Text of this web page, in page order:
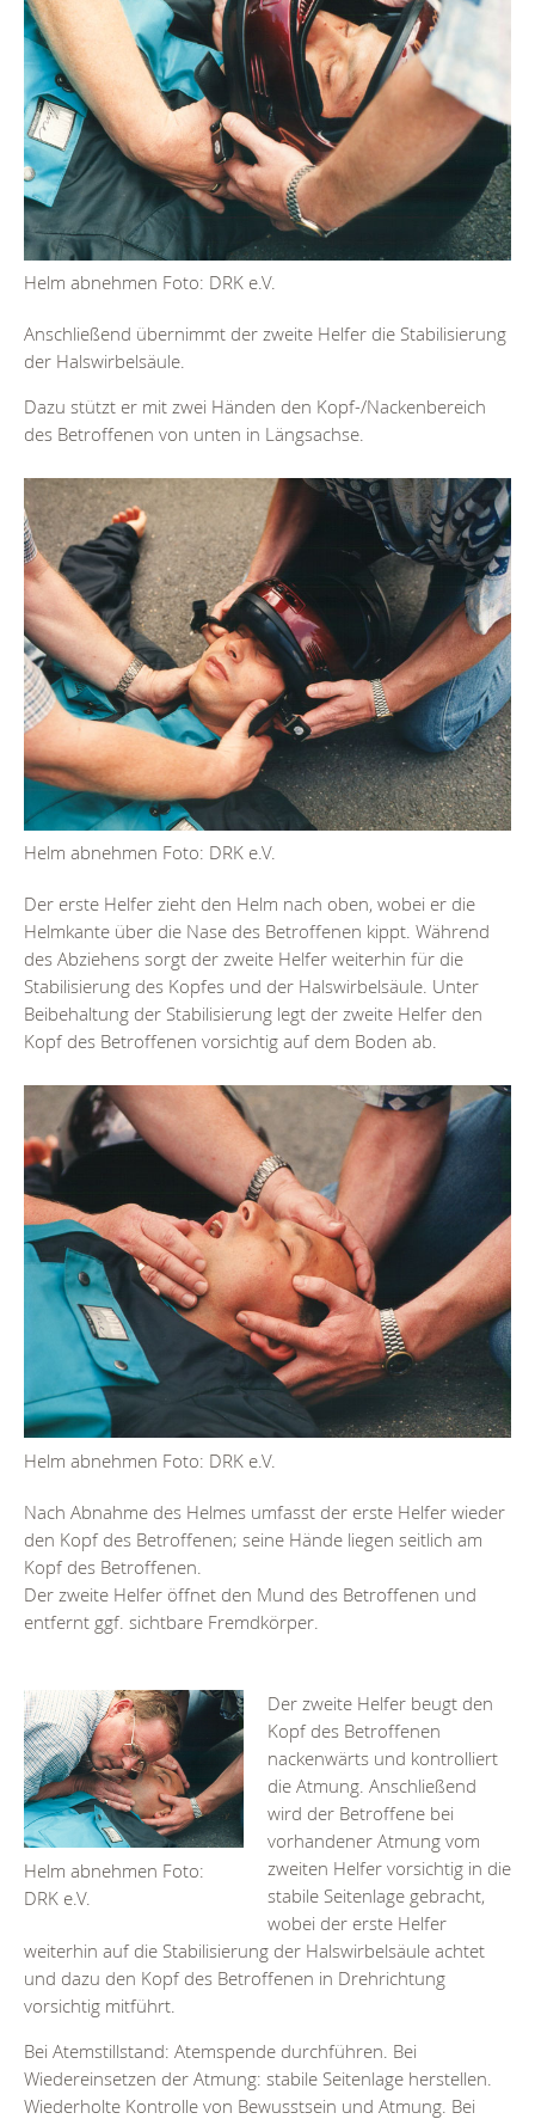
Helm abnehmen Foto: DRK e.V.
Anschließend übernimmt der zweite Helfer die Stabilisierung
der Halswirbelsäule.
Dazu stützt er mit zwei Händen den Kopf-/Nackenbereich
des Betroffenen von unten in Längsachse.
Helm abnehmen Foto: DRK e.V.
Der erste Helfer zieht den Helm nach oben, wobei er die
Helmkante über die Nase des Betroffenen kippt. Während
des Abziehens sorgt der zweite Helfer weiterhin für die
Stabilisierung des Kopfes und der Halswirbelsäule. Unter
Beibehaltung der Stabilisierung legt der zweite Helfer den
Kopf des Betroffenen vorsichtig auf dem Boden ab.
Helm abnehmen Foto: DRK e.V.
Nach Abnahme des Helmes umfasst der erste Helfer wieder
den Kopf des Betroffenen; seine Hände liegen seitlich am
Kopf des Betroffenen.
Der zweite Helfer öffnet den Mund des Betroffenen und
entfernt ggf. sichtbare Fremdkörper.
Helm abnehmen Foto:
DRK e.V.
Der zweite Helfer beugt den
Kopf des Betroffenen
nackenwärts und kontrolliert
die Atmung. Anschließend
wird der Betroffene bei
vorhandener Atmung vom
zweiten Helfer vorsichtig in die
stabile Seitenlage gebracht,
wobei der erste Helfer
weiterhin auf die Stabilisierung der Halswirbelsäule achtet
und dazu den Kopf des Betroffenen in Drehrichtung
vorsichtig mitführt.
Bei Atemstillstand: Atemspende durchführen. Bei
Wiedereinsetzen der Atmung: stabile Seitenlage herstellen.
Wiederholte Kontrolle von Bewusstsein und Atmung. Bei